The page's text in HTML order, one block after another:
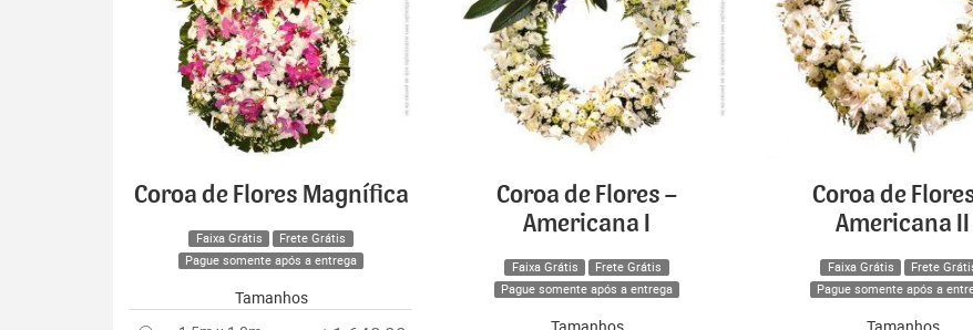
Coroa de Flores Magnífica
Faixa Grátis
Frete Grátis
Pague somente após a entrega
Tamanhos
Coroa de Flores –
Americana I
Faixa Grátis
Frete Grátis
Pague somente após a entrega
Coroa de
Americana II
Faixa Grátis
Frete
Pague somente após a